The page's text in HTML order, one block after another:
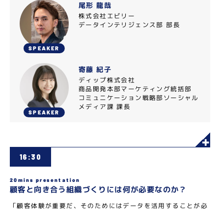
SPEAKER
尾形 龍哉
株式会社エビリー
データインテリジェンス部 部長
SPEAKER
寄藤 紀子
ディップ株式会社
商品開発本部マーケティング統括部
コミュニケーション戦略部ソーシャル
メディア課 課長
16:30
20mins presentation
顧客と向き合う組織づくりには何が必要なのか？
「顧客体験が重要だ、そのためにはデータを活用することが必